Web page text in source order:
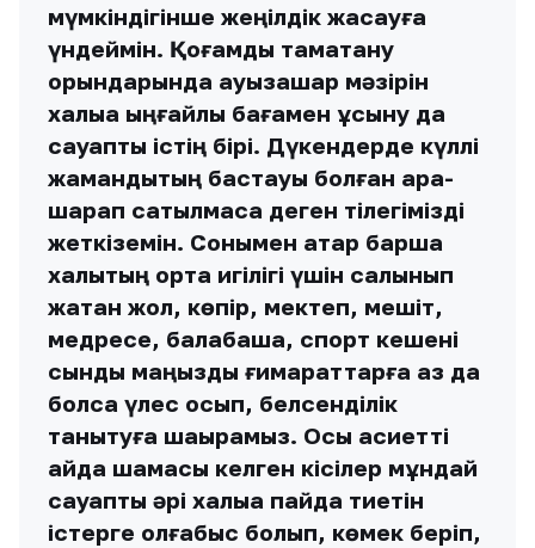
мүмкіндігінше жеңілдік жасауға
үндеймін. Қоғамдық тамақтану
орындарында ауызашар мәзірін
халыққа ыңғайлы бағамен ұсыну да
сауапты істің бірі. Дүкендерде күллі
жамандықтың бастауы болған арақ-
шарап сатылмаса деген тілегімізді
жеткіземін. Сонымен қатар барша
халықтың ортақ игілігі үшін салынып
жатқан жол, көпір, мектеп, мешіт,
медресе, балабақша, спорт кешені
сынды маңызды ғимараттарға аз да
болса үлес қосып, белсенділік
танытуға шақырамыз. Осы қасиетті
айда шамасы келген кісілер мұндай
сауапты әрі халыққа пайда тиетін
істерге қолғабыс болып, көмек беріп,